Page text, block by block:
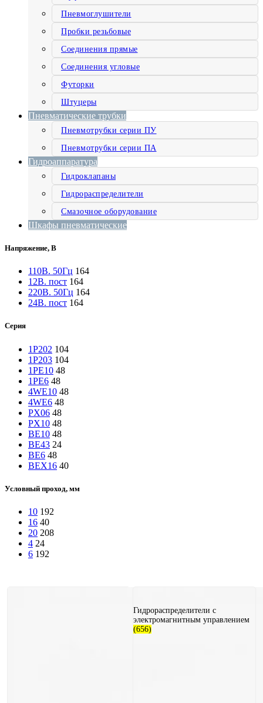
Пневмоглушители
Пробки резьбовые
Соединения прямые
Соединения угловые
Футорки
Штуцеры
Пневматические трубки
Пневмотрубки серии ПУ
Пневмотрубки серии ПА
Гидроаппаратура
Гидроклапаны
Гидрораспределители
Смазочное оборудование
Шкафы пневматические
Напряжение, В
110В. 50Гц 164
12В. пост 164
220В. 50Гц 164
24В. пост 164
Серия
1Р202 104
1Р203 104
1РЕ10 48
1РЕ6 48
4WE10 48
4WE6 48
PX06 48
PX10 48
ВЕ10 48
ВЕ43 24
ВЕ6 48
ВЕХ16 40
Условный проход, мм
10 192
16 40
20 208
4 24
6 192
Гидрораспределители с
электромагнитным управлением
(656)